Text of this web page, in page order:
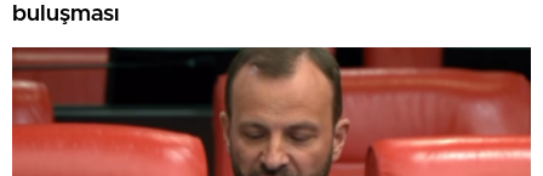
buluşması